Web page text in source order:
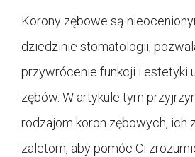
Korony zębowe są
dziedzinie stomatologii,
przywrócenie funkcji i estetyki
zębów. W artykule tym
rodzajom koron zębowych, ich
zaletom, aby pomóc Ci